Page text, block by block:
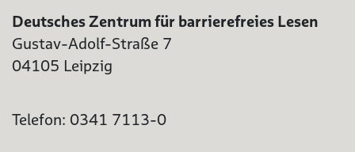
Deutsches Zentrum für barrierefreies Lesen
Gustav-Adolf-Straße 7
04105 Leipzig
Telefon: 0341 7113-0